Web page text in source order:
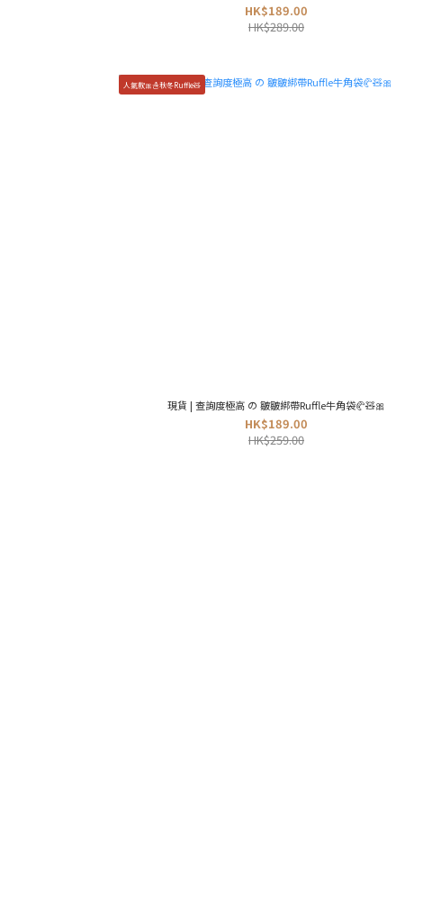
HK$189.00
HK$289.00
人氣款🎀☃️秋冬Ruffle🧸
現貨 | 查詢度極高 の 皺皺綁帶Ruffle牛角袋🥐🧸🎀
HK$189.00
HK$259.00